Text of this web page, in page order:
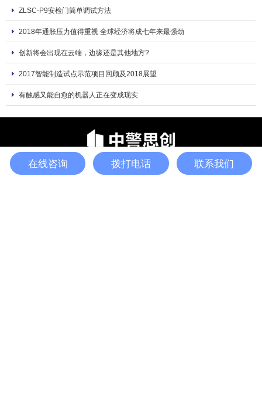
ZLSC-P9安检门简单调试方法
2018年通胀压力值得重视 全球经济将成七年来最强劲
创新将会出现在云端，边缘还是其他地方?
2017智能制造试点示范项目回顾及2018展望
有触感又能自愈的机器人正在变成现实
TEL E-mail Inquiry TOP
在线咨询 拨打电话 联系我们